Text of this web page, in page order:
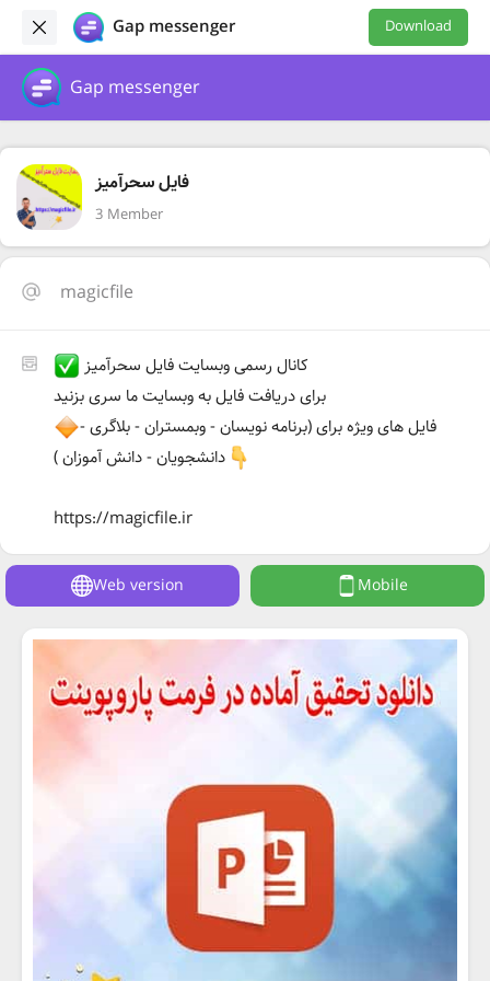
Gap messenger Download
Gap messenger
فایل سحرآمیز
3 Member
magicfile
کانال رسمی وبسایت فایل سحرآمیز
برای دریافت فایل به وبسایت ما سری بزنید
فایل های ویژه برای (برنامه نویسان - وبمستران - بلاگری -
دانشجویان - دانش آموزان )
https://magicfile.ir
Web version Mobile